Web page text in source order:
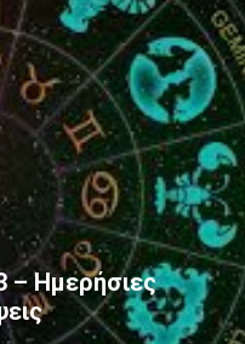
– Ημερήσιες